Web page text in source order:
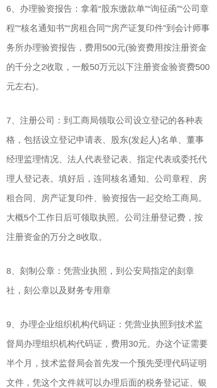
6、办理验资报告：拿着“股东缴款单”“询征函”“公司章
程”“核名通知书”“房租合同”“房产证复印件”到会计师事
务所办理验资报告，费用500元(验资费用按注册资金
的千分之2收取，一般50万元以下注册资金验资费500
元左右)。
7、注册公司：到工商局领取公司设立登记的各种表
格，包括设立登记申请表、股东(发起人)名单、董事
经理监理情况、法人代表登记表、指定代表或委托代
理人登记表。填好后，连同核名通知、公司章程、房
租合同、房产证复印件、验资报告一起交给工商局。
大概5个工作日后可领取执照。公司注册登记费，按
注册资金的万分之8收取。
8、刻制公章：凭营业执照，到公安局指定的刻章
社，刻公章以及财务专用章
9、办理企业组织机构代码证：凭营业执照到技术监
督局办理组织机构代码证，费用30元。办这个证需要
半个月，技术监督局会首先发一个预先受理代码证明
文件，凭这个文件就可以办理后面的税务登记证、银